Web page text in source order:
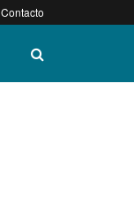
Contacto